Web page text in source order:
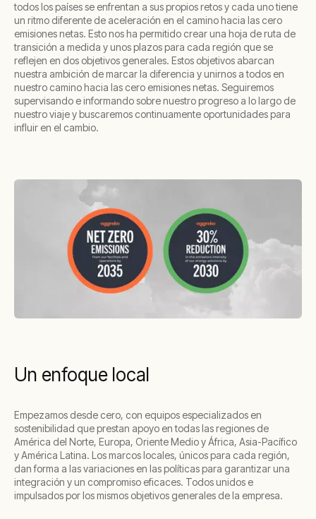
todos los países se enfrentan a sus propios retos y cada uno tiene
un ritmo diferente de aceleración en el camino hacia las cero
emisiones netas. Esto nos ha permitido crear una hoja de ruta de
transición a medida y unos plazos para cada región que se
reflejen en dos objetivos generales. Estos objetivos abarcan
nuestra ambición de marcar la diferencia y unirnos a todos en
nuestro camino hacia las cero emisiones netas. Seguiremos
supervisando e informando sobre nuestro progreso a lo largo de
nuestro viaje y buscaremos continuamente oportunidades para
influir en el cambio.
Un enfoque local
Empezamos desde cero, con equipos especializados en
sostenibilidad que prestan apoyo en todas las regiones de
América del Norte, Europa, Oriente Medio y África, Asia-Pacífico
y América Latina. Los marcos locales, únicos para cada región,
dan forma a las variaciones en las políticas para garantizar una
integración y un compromiso eficaces. Todos unidos e
impulsados por los mismos objetivos generales de la empresa.